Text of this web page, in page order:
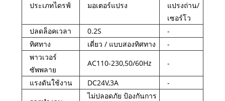
ประเภทไดรฟ์ มอเตอร์แปรง
แปรงถ่าน/
เซอร์โว
ปลดล็อคเวลา
0.2S
-
ทิศทาง
เดี่ยว / แบบสองทิศทาง
-
พาวเวอร์
ซัพพลาย
AC110-230,50/60Hz -
แรงดันใช้งาน DC24V,3A
-
ไม่ปลอดภัย ป้องกันการ